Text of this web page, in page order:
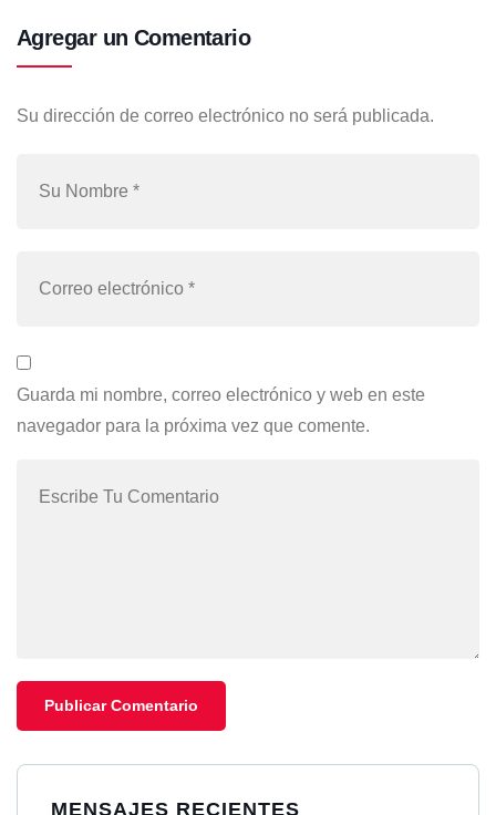
Agregar un Comentario
Su dirección de correo electrónico no será publicada.
Guarda mi nombre, correo electrónico y web en este
navegador para la próxima vez que comente.
MENSAJES RECIENTES